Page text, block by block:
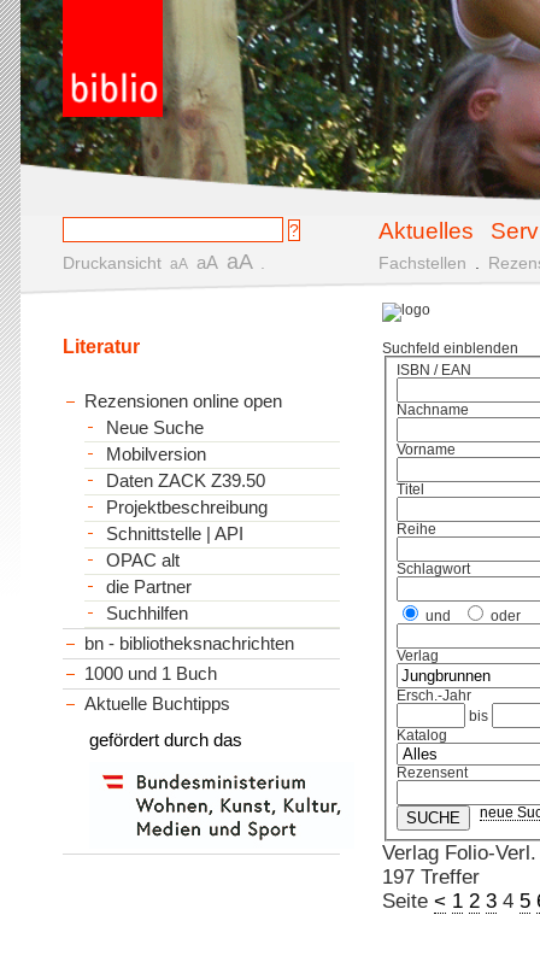
Aktuelles
Druckansicht aA aA aA Fachstellen
Suchfeld einblenden
ISBN / EAN
Nachname
Vorname
Titel
Reihe
Schlagwort
und oder
Verlag
Ersch.-Jahr
bis
Katalog
Rezensent
neue
Verlag Folio-Verl.
197 Treffer
Seite < 1 2 3 4 5
Literatur
Rezensionen online open
Neue Suche
Mobilversion
Daten ZACK Z39.50
Projektbeschreibung
Schnittstelle | API
OPAC alt
die Partner
Suchhilfen
bn - bibliotheksnachrichten
1000 und 1 Buch
Aktuelle Buchtipps
gefördert durch das